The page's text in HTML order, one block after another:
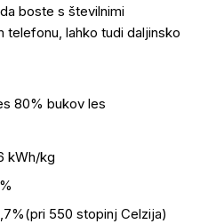
boste s številnimi
telefonu, lahko tudi daljinsko
80% bukov les
kWh/kg
550 stopinj Celzija)